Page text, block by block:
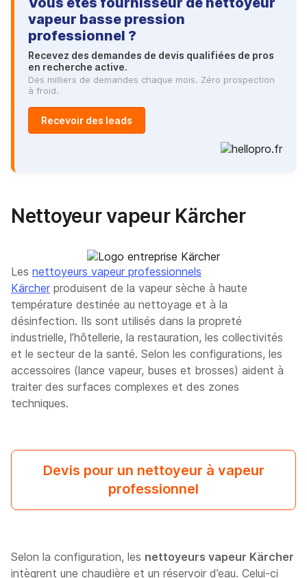
vapeur basse pression
professionnel ?
Recevez des demandes de devis qualifiées de pros
en recherche active.
Des milliers de demandes chaque mois. Zéro prospection
à froid.
Recevoir des leads
Nettoyeur vapeur Kärcher
Les nettoyeurs vapeur professionnels
Kärcher produisent de la vapeur sèche à haute
température destinée au nettoyage et à la
désinfection. Ils sont utilisés dans la propreté
industrielle, l’hôtellerie, la restauration, les collectivités
et le secteur de la santé. Selon les configurations, les
accessoires (lance vapeur, buses et brosses) aident à
traiter des surfaces complexes et des zones
techniques.
Devis pour un nettoyeur à vapeur
professionnel
Selon la configuration, les nettoyeurs vapeur Kärcher
intègrent une chaudière et un réservoir d’eau. Celui-ci